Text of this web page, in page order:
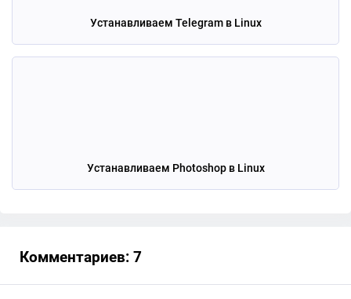
Устанавливаем Telegram в Linux
Устанавливаем Photoshop в Linux
Комментариев: 7